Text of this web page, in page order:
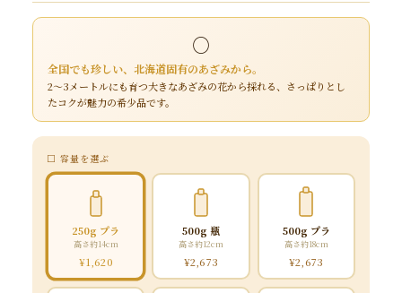
○
全国でも珍しい、北海道固有のあざみから。
2～3メートルにも育つ大きなあざみの花から採れる、さっぱりとし
たコクが魅力の希少品です。
□ 容量を選ぶ
250g プラ
高さ約14cm
¥1,620
500g 瓶
高さ約12cm
¥2,673
500g プラ
高さ約18cm
¥2,673